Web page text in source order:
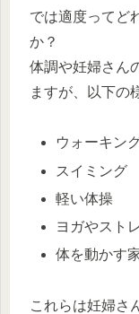
では適度ってど
か？
体調や妊婦さん
ますが、以下の
ウォーキン
スイミング
軽い体操
ヨガやスト
体を動かす
これらは妊婦さ